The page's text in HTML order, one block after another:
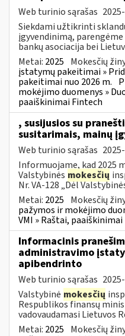
Web turinio sąrašas
Siekdami užtikrinti
įgyvendinimą, parengėme
bankų asociacija bei
Metai: 2025 Mokesčių
įstatymų pakeitimai »
pakeitimai nuo 2026 m.
mokėjimo duomenys »
paaiškinimai Fintech
, susijusios su
susitarimais, mainų
Web turinio sąrašas
Informuojame, kad 2025
Valstybinės mokesčių
Nr. VA-128 „Dėl
Metai: 2025 Mokesčių
pažymos ir mokėjimo
VMI » Raštai,
Informacinis
administravimo
apibendrinto
Web turinio sąrašas
Valstybinė mokesčių
Respublikos finansų
vadovaudamasi Lietuvos
Metai: 2025 Mokesčių